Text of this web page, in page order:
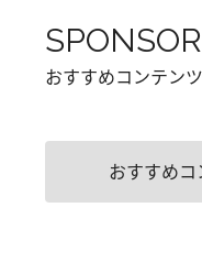
おすすめコンテンツ
おすすめ